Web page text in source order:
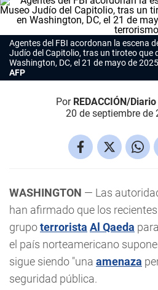
Agentes del FBI acordonan la escena
Judío del Capitolio, tras un tiroteo que
Washington, DC, el 21 de mayo de
AFP
Por REDACCIÓN/
20 de septiembre de
WASHINGTON — Las
han afirmado que los
grupoterrorista Al Qaeda
el país norteamericano
sigue siendo "una amenaza
seguridad pública.